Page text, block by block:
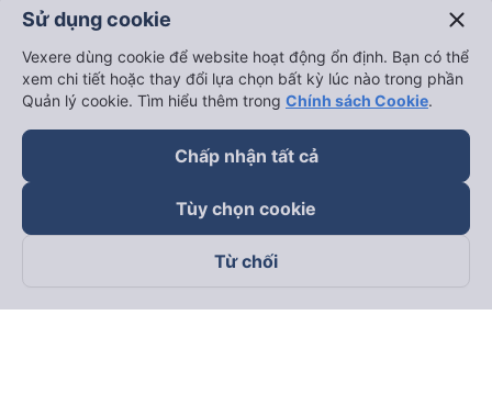
Theo dõi chúng tôi trên
Sử dụng cookie close
Vexere dùng cookie để website hoạt động ổn định. Bạn có thể
xem chi tiết hoặc thay đổi lựa chọn bất kỳ lúc nào trong phần
Quản lý cookie. Tìm hiểu thêm trong Chính sách Cookie.
Chấp nhận tất cả
Tùy chọn cookie
Từ chối